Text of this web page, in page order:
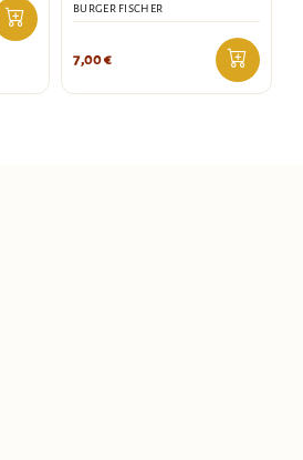
BURGER FISCHER
7,00€